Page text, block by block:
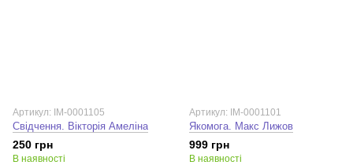
Артикул: IM-0001105
Свідчення. Вікторія Амеліна
250 грн
В наявності
Артикул: IM-0001101
Якомога. Макс Лижов
999 грн
В наявності